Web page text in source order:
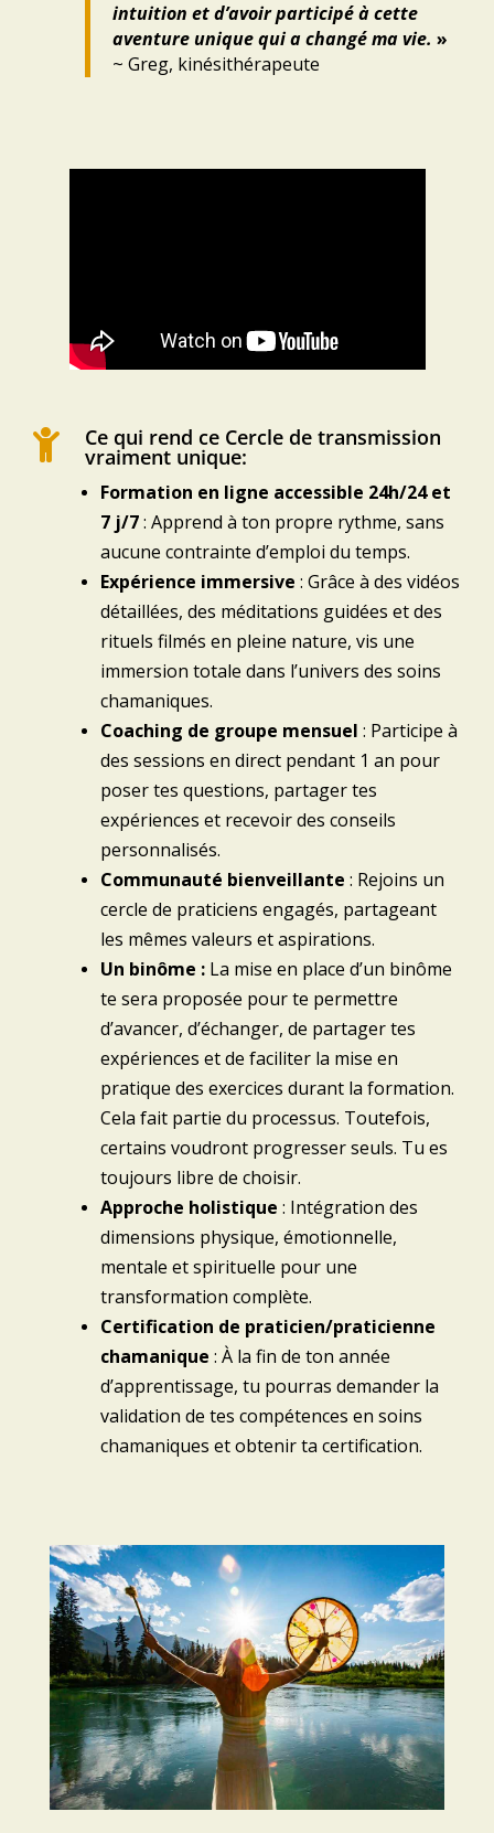
intuition et d’avoir participé à cette
aventure unique qui a changé ma vie. »
~ Greg, kinésithérapeute
 Ce qui rend ce Cercle de transmission
vraiment unique:
Formation en ligne accessible 24h/24 et
7 j/7: Apprend à ton propre rythme, sans
aucune contrainte d’emploi du temps.
Expérience immersive : Grâce à des vidéos
détaillées, des méditations guidées et des
rituels filmés en pleine nature, vis une
immersion totale dans l’univers des soins
chamaniques.
Coaching de groupe mensuel : Participe à
des sessions en direct pendant 1 an pour
poser tes questions, partager tes
expériences et recevoir des conseils
personnalisés.
Communauté bienveillante : Rejoins un
cercle de praticiens engagés, partageant
les mêmes valeurs et aspirations.
Un binôme :La mise en place d’un binôme
te sera proposée pour te permettre
d’avancer, d’échanger, de partager tes
expériences et de faciliter la mise en
pratique des exercices durant la formation.
Cela fait partie du processus. Toutefois,
certains voudront progresser seuls. Tu es
toujours libre de choisir.
Approche holistique : Intégration des
dimensions physique, émotionnelle,
mentale et spirituelle pour une
transformation complète.
Certification de praticien/praticienne
chamanique : À la fin de ton année
d’apprentissage, tu pourras demander la
validation de tes compétences en soins
chamaniques et obtenir ta certification.